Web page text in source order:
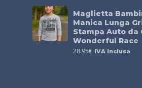
Maglietta
Manica Lunga
Stampa Auto da
Wonderful Race
28.95€ IVA inclusa